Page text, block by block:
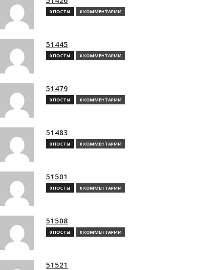
0 ПОСТЫ 0 КОММЕНТАРИИ
51445
0 ПОСТЫ 0 КОММЕНТАРИИ
51479
0 ПОСТЫ 0 КОММЕНТАРИИ
51483
0 ПОСТЫ 0 КОММЕНТАРИИ
51501
0 ПОСТЫ 0 КОММЕНТАРИИ
51508
0 ПОСТЫ 0 КОММЕНТАРИИ
51521